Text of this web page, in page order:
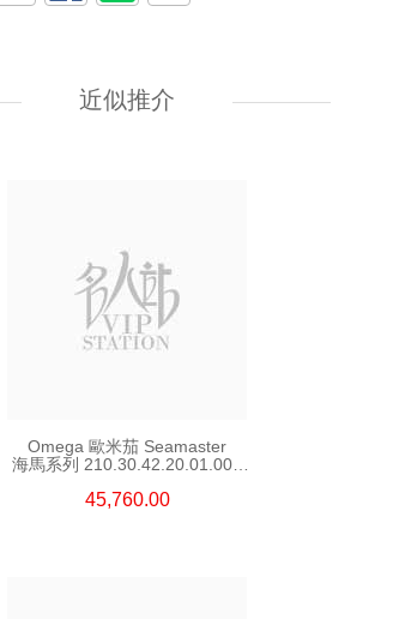
近似推介
鋼 遊艇 灰面
107,000.00
Omega 歐米茄 Seamaster
海馬系列 210.30.42.20.01.002
45,760.00